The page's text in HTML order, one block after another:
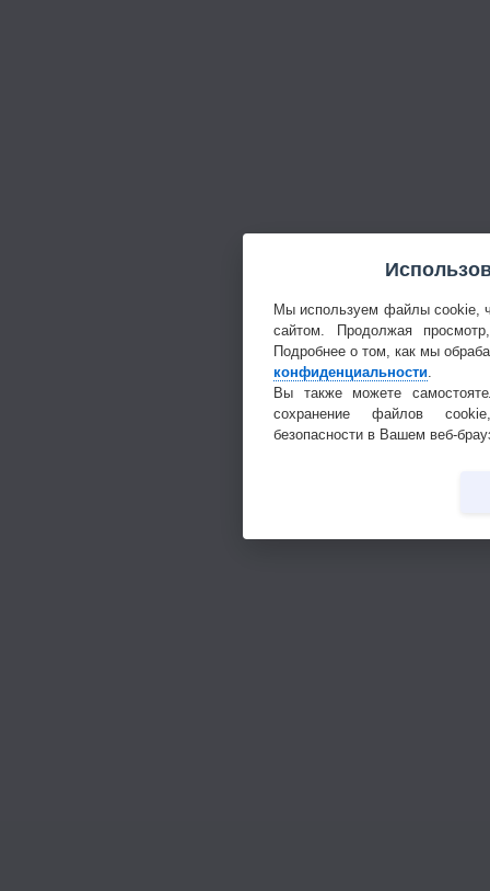
Мы используем файлы cookie,
сайтом. Продолжая
Подробнее о том, как мы
конфиденциальности
Вы также можете
сохранение файлов
безопасности в Вашем веб-